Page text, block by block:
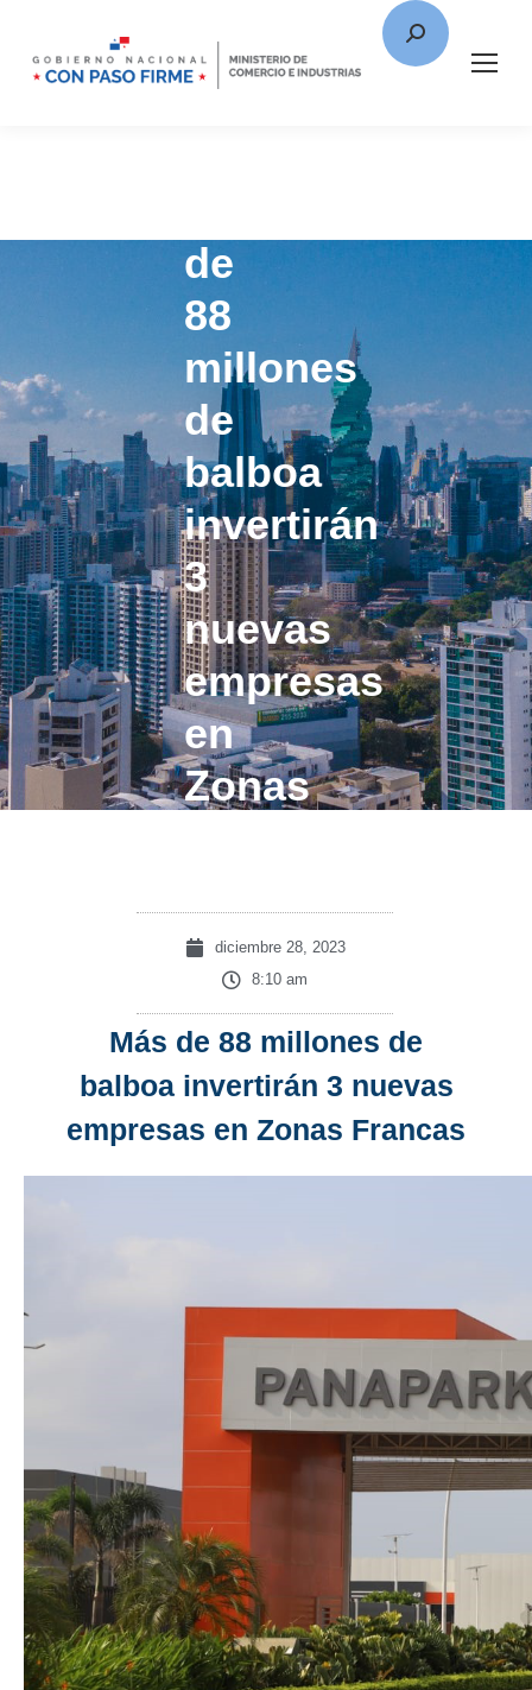
de
88
millones
de
balboa
invertirán
3
nuevas
empresas
en
Zonas
diciembre 28, 2023
8:10 am
Más de 88 millones de
balboa invertirán 3 nuevas
empresas en Zonas Francas